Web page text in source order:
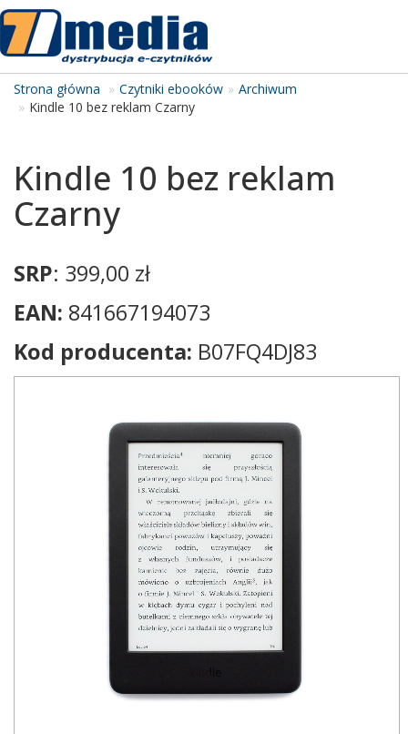
Strona główna Czytniki ebooków
Archiwum
Kindle 10 bez reklam Czarny
Kindle 10 bez reklam
Czarny
SRP: 399,00 zł
EAN: 841667194073
Kod producenta: B07FQ4DJ83